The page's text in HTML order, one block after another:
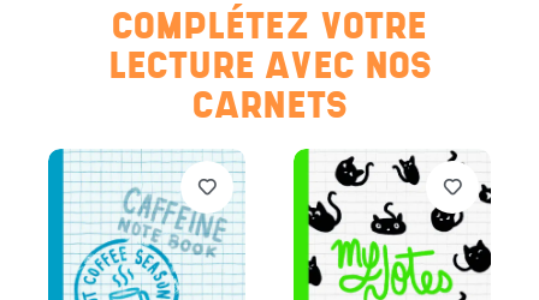
COMPLÉTEZ VOTRE
LECTURE AVEC NOS
CARNETS